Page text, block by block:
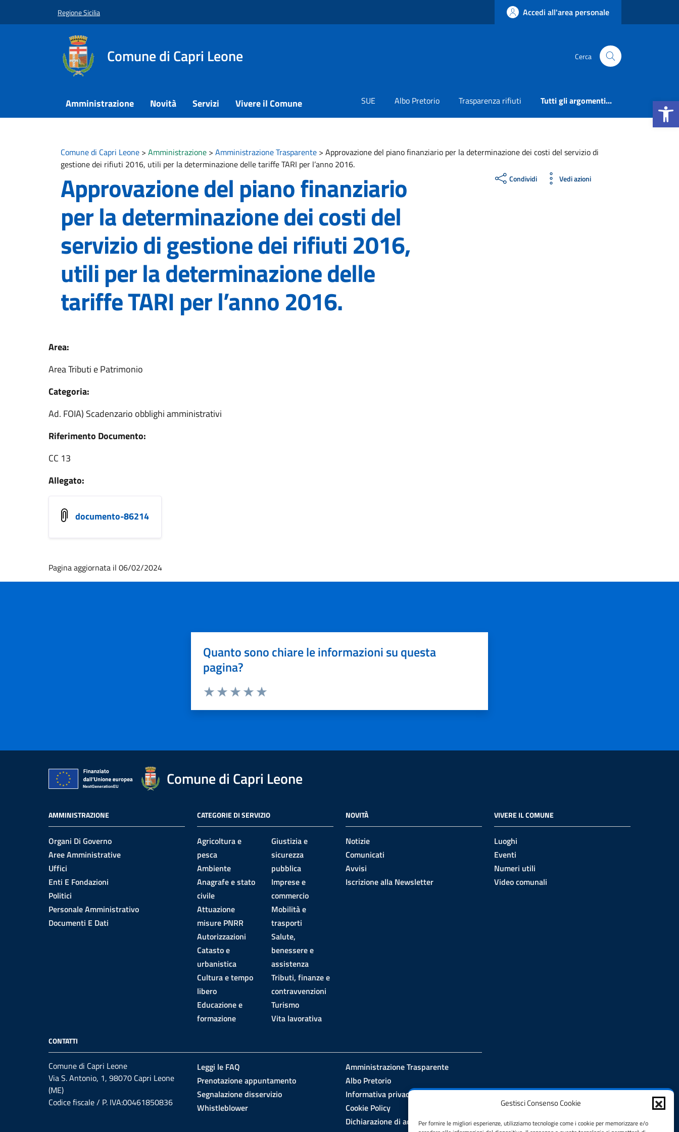
Apri la
Gestisci Consenso Cookie
Per fornire le migliori esperienze, utilizziamo tecnologie come i cookie per memorizzare e/o
Regione Sicilia Accedi all'area personale
Comune di Capri Leone Cerca
Amministrazione Novità Servizi Vivere il Comune SUE Albo Pretorio Trasparenza rifiuti Tutti gli argomenti...
Comune di Capri Leone > Amministrazione > Amministrazione Trasparente > Approvazione del piano finanziario per la determinazione dei costi del servizio di
gestione dei rifiuti 2016, utili per la determinazione delle tariffe TARI per l’anno 2016.
Approvazione del piano finanziario
per la determinazione dei costi del
servizio di gestione dei rifiuti 2016,
utili per la determinazione delle
tariffe TARI per l’anno 2016.
Condividi Vedi azioni
Area:
Area Tributi e Patrimonio
Categoria:
Ad. FOIA) Scadenzario obblighi amministrativi
Riferimento Documento:
CC 13
Allegato:
documento-86214
Pagina aggiornata il 06/02/2024
Quanto sono chiare le informazioni su questa
pagina?
Comune di Capri Leone
AMMINISTRAZIONE
Organi Di Governo
Aree Amministrative
Uffici
Enti E Fondazioni
Politici
Personale Amministrativo
Documenti E Dati
CATEGORIE DI SERVIZIO
Agricoltura e
pesca
Ambiente
Anagrafe e stato
civile
Attuazione
misure PNRR
Autorizzazioni
Catasto e
urbanistica
Cultura e tempo
libero
Educazione e
formazione
Giustizia e
sicurezza
pubblica
Imprese e
commercio
Mobilità e
trasporti
Salute,
benessere e
assistenza
Tributi, finanze e
contravvenzioni
Turismo
Vita lavorativa
NOVITÀ
Notizie
Comunicati
Avvisi
Iscrizione alla Newsletter
VIVERE IL COMUNE
Luoghi
Eventi
Numeri utili
Video comunali
CONTATTI
Comune di Capri Leone
Via S. Antonio, 1, 98070 Capri Leone
(ME)
Codice fiscale / P. IVA:00461850836
Leggi le FAQ
Prenotazione appuntamento
Segnalazione disservizio
Whistleblower
Amministrazione Trasparente
Albo Pretorio
Informativa privacy
Cookie Policy
Dichiarazione di accessibilità